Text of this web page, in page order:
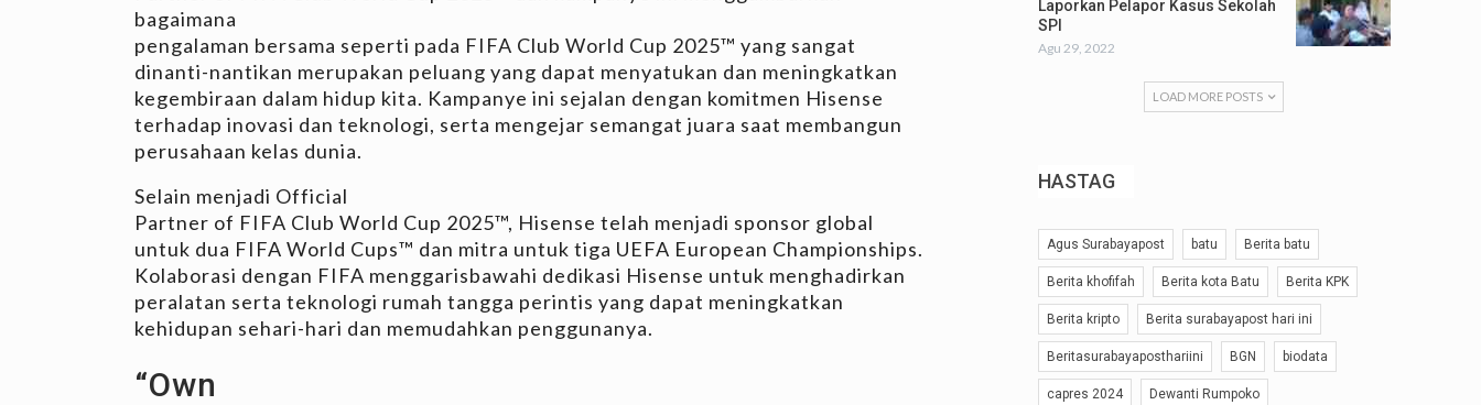
bagaimana
pengalaman bersama seperti pada FIFA Club World Cup 2025™ yang sangat
dinanti-nantikan merupakan peluang yang dapat menyatukan dan meningkatkan
kegembiraan dalam hidup kita. Kampanye ini sejalan dengan komitmen Hisense
terhadap inovasi dan teknologi, serta mengejar semangat juara saat membangun
perusahaan kelas dunia.
Selain menjadi Official
Partner of FIFA Club World Cup 2025™, Hisense telah menjadi sponsor global
untuk dua FIFA World Cups™ dan mitra untuk tiga UEFA European Championships.
Kolaborasi dengan FIFA menggarisbawahi dedikasi Hisense untuk menghadirkan
peralatan serta teknologi rumah tangga perintis yang dapat meningkatkan
kehidupan sehari-hari dan memudahkan penggunanya.
“Own
Laporkan Pelapor Kasus Sekolah
SPI
Agu 29, 2022
LOAD MORE POSTS
HASTAG
Agus Surabayapost batu Berita batu
Berita khofifah Berita kota Batu Berita KPK
Berita kripto Berita surabayapost hari ini
Beritasurabayaposthariini BGN biodata
capres 2024 Dewanti Rumpoko